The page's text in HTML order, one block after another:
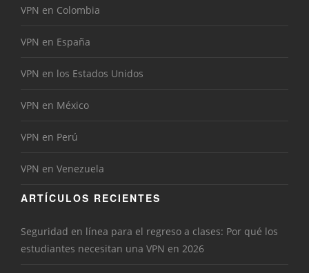
VPN en Colombia
VPN en España
VPN en los Estados Unidos
VPN en México
VPN en Perú
VPN en Venezuela
ARTÍCULOS RECIENTES
Seguridad en línea para el regreso a clases: Por qué los
estudiantes necesitan una VPN en 2026